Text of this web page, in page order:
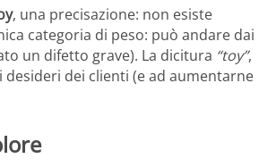
, una precisazione: non esiste
categoria di peso: può andare dai
un difetto grave). La dicitura “toy”,
dei clienti (e ad aumentarne